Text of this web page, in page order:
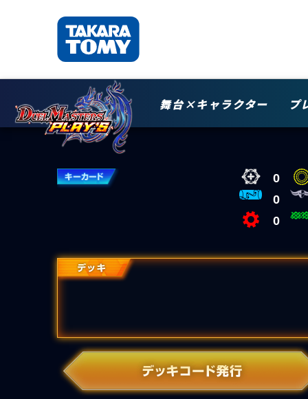
舞台×キャラクター プ
0
0
0